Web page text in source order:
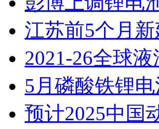
江苏​前5个月
2021-26全球
5月磷酸铁锂
预计2025中国